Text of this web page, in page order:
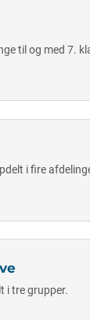
til og med 7.
i fire
i tre grupper.